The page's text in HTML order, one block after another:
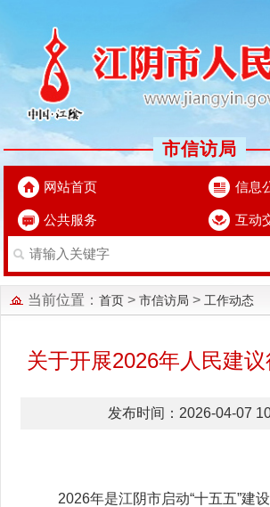
市信访局
网站首页 信息
公共服务 互动
当前位置： 首页 > 市信访局 > 工作动态
关于开展2026年人民建
发布时间：2026-04-07
2026年是江阴市启动“十五五”建